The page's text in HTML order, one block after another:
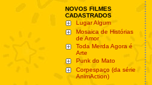
NOVOS FILMES
CADASTRADOS
Lugar Algum
Mosaica de Histórias
de Amor
Toda Merda Agora é
Arte
Punk do Mato
Corpespaço (da série
AnimAction)